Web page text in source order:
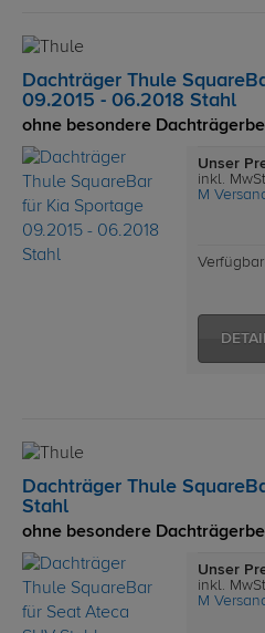
Dachträger Thule
09.2015 - 06.2018 Stahl
ohne besondere
Unser
inkl.
M
Dachträger Thule
Stahl
ohne besondere
Unser
inkl.
M